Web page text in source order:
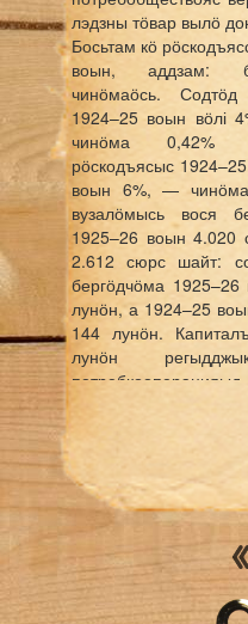
лэдзны тӧвар вылӧ
Босьтам кӧ
воын, аддзам:
чинӧмаӧсь.
1924–25 воын вӧлі
чинӧма 0,42%
рӧскодъясыс
воын 6%, —
вузалӧмысь вося
1925–26 воын 4.020
2.612 сюрс шайт:
бергӧдчӧма
лунӧн, а 1924–25
144 лунӧн.
лунӧн
17.140 шайт. Тайӧ
сюрс шайт. Тайӧ
капиталӧ да бара
видзтыны
385.637 шайтсянь
132.617 шайт.
потребкооперация